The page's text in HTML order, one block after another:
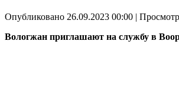
Опубликовано 26.09.2023 00:00 |
Вологжан приглашают на службу в